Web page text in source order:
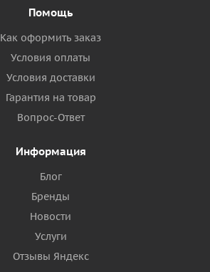
Помощь
Как оформить заказ
Условия оплаты
Условия доставки
Гарантия на товар
Вопрос-Ответ
Информация
Блог
Бренды
Новости
Услуги
Отзывы Яндекс